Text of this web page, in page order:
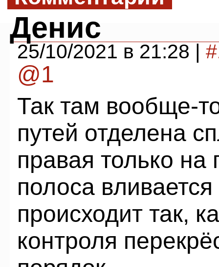
Денис
25/10/2021 в 21:28 |
@1
Так там вообще-
путей отделена
правая только на
полоса
происходит так,
контроля